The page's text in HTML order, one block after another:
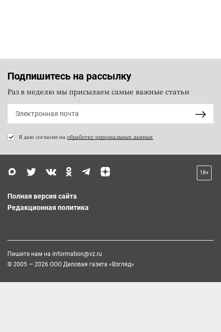
Подпишитесь на рассылку
Раз в неделю мы присылаем самые важные статьи
Я даю согласие на обработку персональных данных
18+
Полная версия сайта
Редакционная политика
Пишите нам на information@vz.ru
© 2005 — 2026 ООО Деловая газета «Взгляд»